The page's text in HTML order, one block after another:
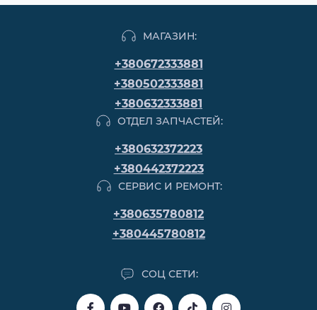
МАГАЗИН:
+380672333881
+380502333881
+380632333881
ОТДЕЛ ЗАПЧАСТЕЙ:
+380632372223
+380442372223
СЕРВИС И РЕМОНТ:
+380635780812
+380445780812
СОЦ СЕТИ: